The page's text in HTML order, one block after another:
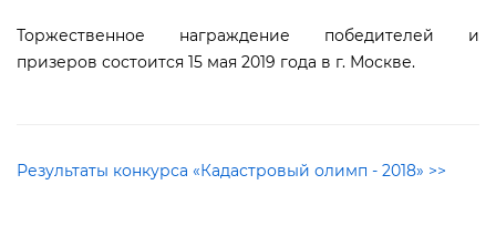
Торжественное награждение победителей и
призеров состоится 15 мая 2019 года в г. Москве.
Результаты конкурса «Кадастровый олимп - 2018» >>